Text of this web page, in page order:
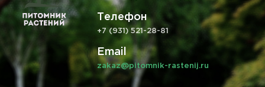
Телефон
+7 (931) 521-28-81
Email
zakaz@pitomnik-rastenij.ru